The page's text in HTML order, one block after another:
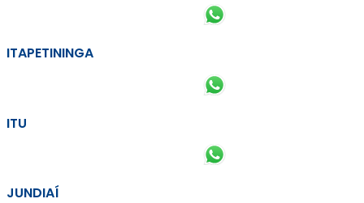
ITAPETININGA
ITU
JUNDIAÍ